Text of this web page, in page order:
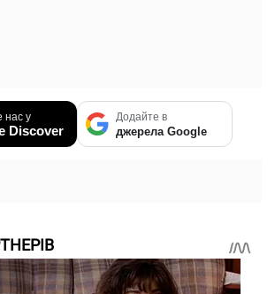
нас у
Discover
Додайте в
джерела Google